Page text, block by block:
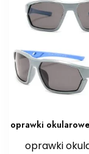
oprawki
oprawki